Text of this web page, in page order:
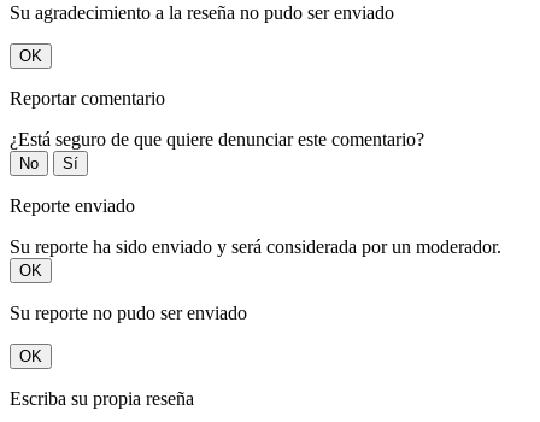
Su agradecimiento a la reseña no pudo ser enviado
OK
Reportar comentario
¿Está seguro de que quiere denunciar este comentario?
No Sí
Reporte enviado
Su reporte ha sido enviado y será considerada por un moderador.
OK
Su reporte no pudo ser enviado
OK
Escriba su propia reseña